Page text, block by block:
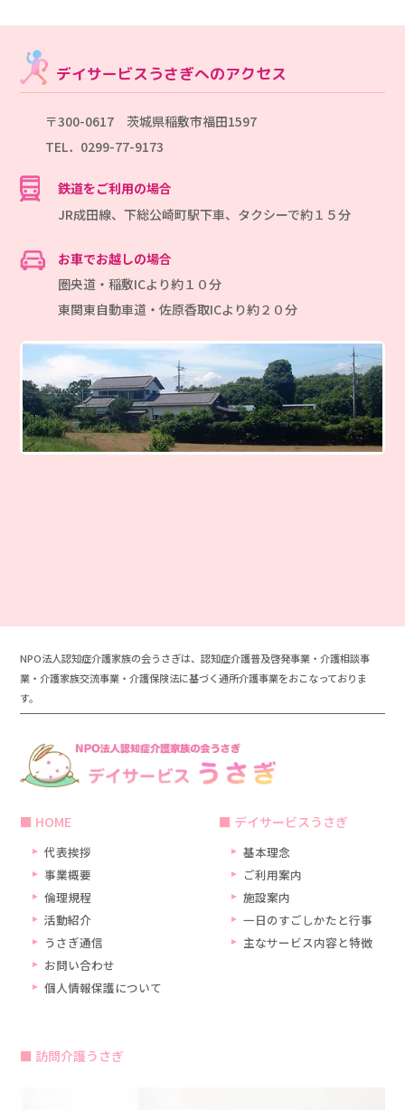
デイサービスうさぎへのアクセス
〒300-0617 茨城県稲敷市福田1597
TEL．0299-77-9173
鉄道をご利用の場合
JR成田線、下総公崎町駅下車、タクシーで約１５分
お車でお越しの場合
圏央道・稲敷ICより約１０分
東関東自動車道・佐原香取ICより約２０分
NPO法人認知症介護家族の会うさぎは、認知症介護普及啓発事業・介護相談事
業・介護家族交流事業・介護保険法に基づく通所介護事業をおこなっておりま
す。
HOME
代表挨拶
事業概要
倫理規程
活動紹介
うさぎ通信
お問い合わせ
個人情報保護について
デイサービスうさぎ
基本理念
ご利用案内
施設案内
一日のすごしかたと行事
主なサービス内容と特徴
訪問介護うさぎ